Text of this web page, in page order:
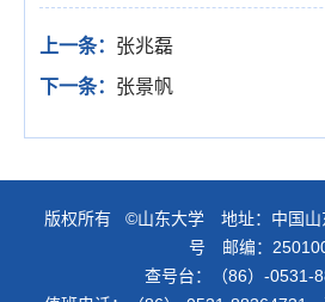
上一条： 张兆磊
下一条： 张景帆
版权所有 ©山东大学 地址：中国山
号 邮编：
查号台：（86）-0531-